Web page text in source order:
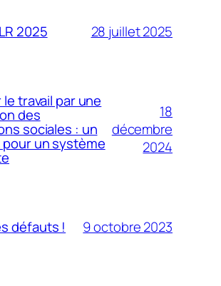
2025 28 juillet 2025
travail par une
des
sociales : un
un système
18
décembre
2024
défauts ! 9 octobre 2023